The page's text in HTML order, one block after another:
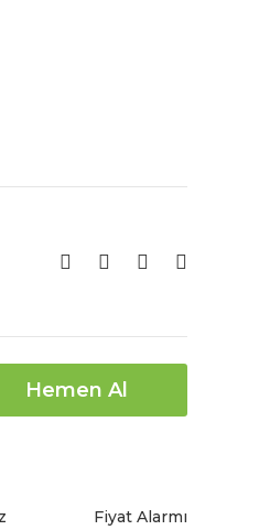
Hemen Al
Fiyat Alarmı